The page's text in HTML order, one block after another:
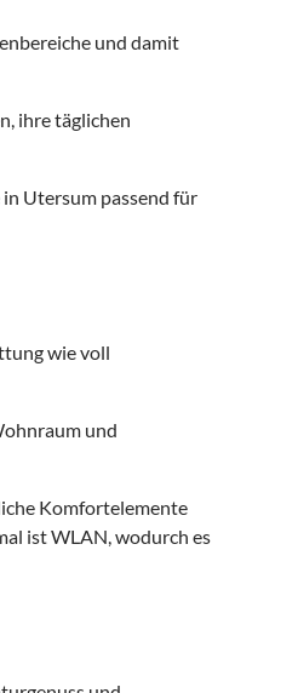
und damit
ihre täglichen
Utersum passend für
wie voll
und
Komfortelemente
ist WLAN, wodurch es